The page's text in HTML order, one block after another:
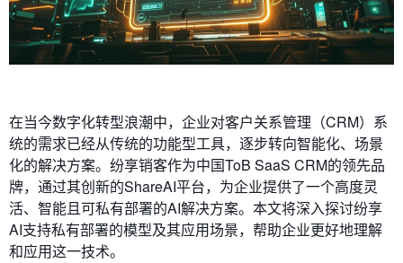
在当今数字化转型浪潮中，企业对客户关系管理（CRM）系
统的需求已经从传统的功能型工具，逐步转向智能化、场景
化的解决方案。纷享销客作为中国ToB SaaS CRM的领先品
牌，通过其创新的ShareAI平台，为企业提供了一个高度灵
活、智能且可私有部署的AI解决方案。本文将深入探讨纷享
AI支持私有部署的模型及其应用场景，帮助企业更好地理解
和应用这一技术。